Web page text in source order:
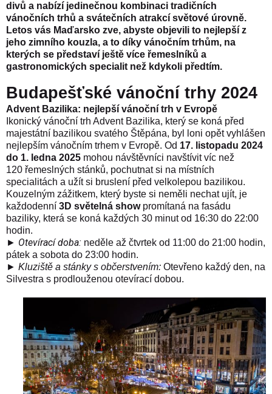
divů a nabízí jedinečnou kombinaci tradičních
vánočních trhů a svátečních atrakcí světové úrovně.
Letos vás Maďarsko zve, abyste objevili to nejlepší z
jeho zimního kouzla, a to díky vánočním trhům, na
kterých se představí ještě více řemeslníků a
gastronomických specialit než kdykoli předtím.
Budapešťské vánoční trhy 2024
Advent Bazilika: nejlepší vánoční trh v Evropě
Ikonický vánoční trh Advent Bazilika, který se koná před
majestátní bazilikou svatého Štěpána, byl loni opět vyhlášen
nejlepším vánočním trhem v Evropě. Od 17. listopadu 2024
do 1. ledna 2025 mohou návštěvníci navštívit víc než
120 řemeslných stánků, pochutnat si na místních
specialitách a užít si bruslení před velkolepou bazilikou.
Kouzelným zážitkem, který byste si neměli nechat ujít, je
každodenní 3D světelná show promítaná na fasádu
baziliky, která se koná každých 30 minut od 16:30 do 22:00
hodin.
► Otevírací doba: neděle až čtvrtek od 11:00 do 21:00 hodin,
pátek a sobota do 23:00 hodin.
► Kluziště a stánky s občerstvením: Otevřeno každý den, na
Silvestra s prodlouženou otevírací dobou.